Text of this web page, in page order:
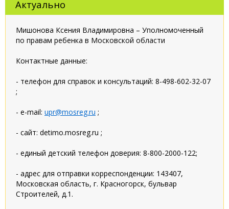
Актуально
Мишонова Ксения Владимировна – Уполномоченный
по правам ребенка в Московской области
Контактные данные:
- телефон для справок и консультаций: 8-498-602-32-07
;
- e-mail: upr@mosreg.ru ;
- сайт: detimo.mosreg.ru ;
- единый детский телефон доверия: 8-800-2000-122;
- адрес для отправки корреспонденции: 143407,
Московская область, г. Красногорск, бульвар
Строителей, д.1.